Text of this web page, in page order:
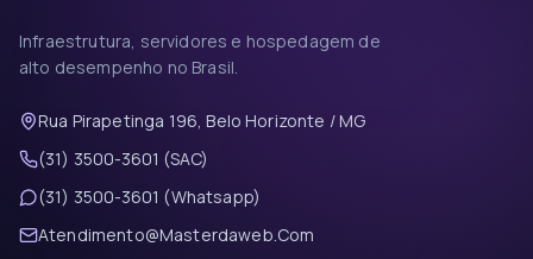
Infraestrutura, servidores e hospedagem de
alto desempenho no Brasil.
Rua Pirapetinga 196, Belo Horizonte / MG
(31) 3500-3601 (SAC)
(31) 3500-3601 (Whatsapp)
Atendimento@Masterdaweb.Com